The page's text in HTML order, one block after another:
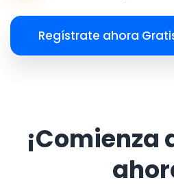
Regístrate ahora
¡Comienza